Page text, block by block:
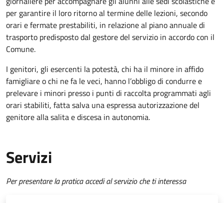
per garantire il loro ritorno al termine delle lezioni, secondo
orari e fermate prestabiliti, in relazione al piano annuale di
trasporto predisposto dal gestore del servizio in accordo con il
Comune.
I genitori, gli esercenti la potestà, chi ha il minore in affido
famigliare o chi ne fa le veci, hanno l’obbligo di condurre e
prelevare i minori presso i punti di raccolta programmati agli
orari stabiliti, fatta salva una espressa autorizzazione del
genitore alla salita e discesa in autonomia.
Servizi
Per presentare la pratica accedi al servizio che ti interessa